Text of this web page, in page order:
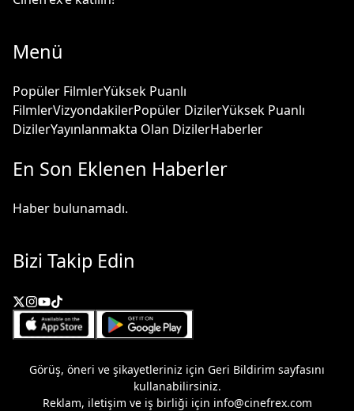
Menü
Popüler FilmlerYüksek Puanlı
FilmlerVizyondakilerPopüler DizilerYüksek Puanlı
DizilerYayınlanmakta Olan DizilerHaberler
En Son Eklenen Haberler
Haber bulunamadı.
Bizi Takip Edin
Görüş, öneri ve şikayetleriniz için Geri Bildirim sayfasını
kullanabilirsiniz.
Reklam, iletişim ve iş birliği için info@cinefrex.com